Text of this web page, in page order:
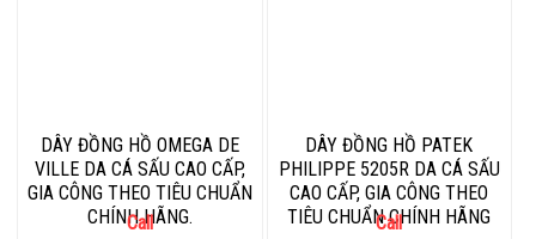
DÂY ĐỒNG HỒ OMEGA DE
VILLE DA CÁ SẤU CAO CẤP,
GIA CÔNG THEO TIÊU CHUẨN
CHÍNH HÃNG.
Call
DÂY ĐỒNG HỒ PATEK
PHILIPPE 5205R DA CÁ SẤU
CAO CẤP, GIA CÔNG THEO
TIÊU CHUẨN CHÍNH HÃNG
Call